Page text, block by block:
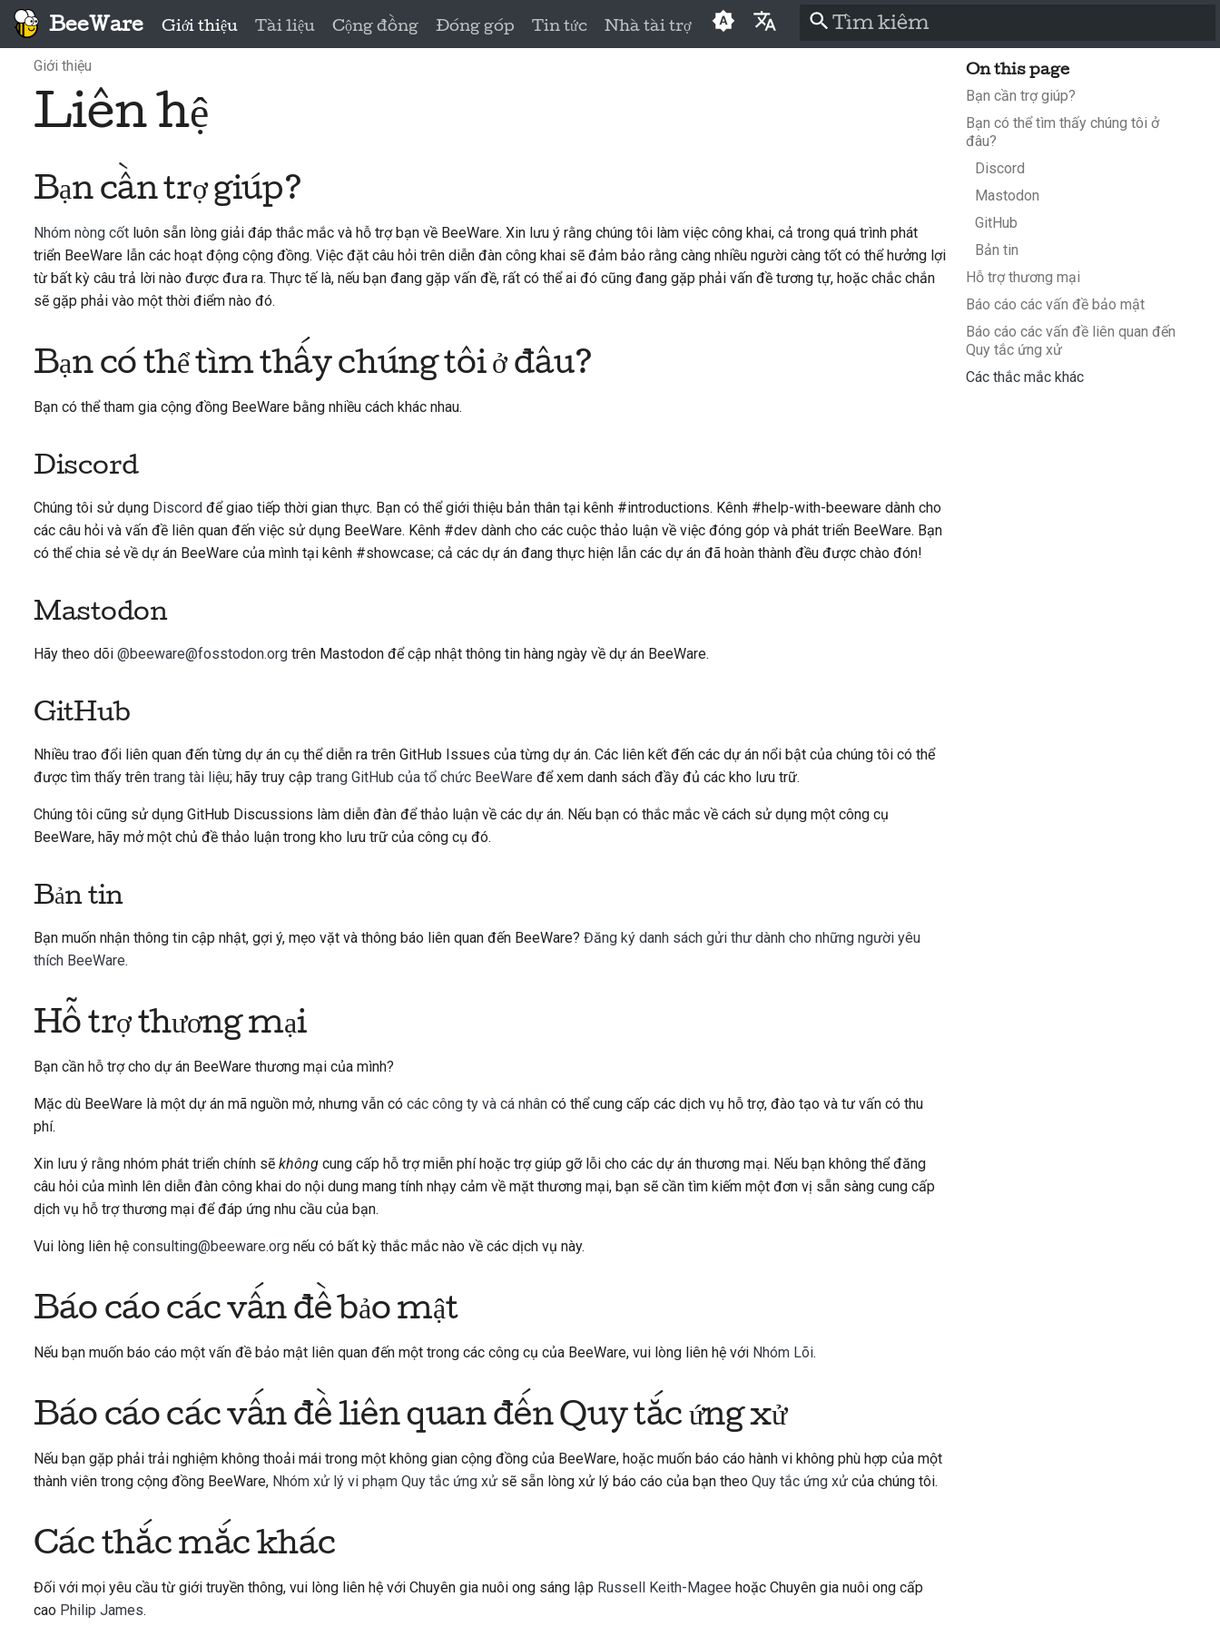
BeeWare Giới thiệu Tài liệu Cộng đồng Đóng góp Tin tức Nhà tài trợ
Español
فارسی
Português
Русский
中文(繁體)
On this page
Bạn cần trợ giúp?
Bạn có thể tìm thấy chúng tôi ở
đâu?
Discord
Mastodon
GitHub
Bản tin
Hỗ trợ thương mại
Báo cáo các vấn đề bảo mật
Báo cáo các vấn đề liên quan đến
Quy tắc ứng xử
Các thắc mắc khác
Giới thiệu
Liên hệ
Bạn cần trợ giúp?
Nhóm nòng cốtluôn sẵn lòng giải đáp thắc mắc và hỗ trợ bạn về BeeWare. Xin lưu ý rằng chúng tôi làm việc công khai, cả trong quá trình phát
triển BeeWare lẫn các hoạt động cộng đồng. Việc đặt câu hỏi trên diễn đàn công khai sẽ đảm bảo rằng càng nhiều người càng tốt có thể hưởng lợi
từ bất kỳ câu trả lời nào được đưa ra. Thực tế là, nếu bạn đang gặp vấn đề, rất có thể ai đó cũng đang gặp phải vấn đề tương tự, hoặc chắc chắn
sẽ gặp phải vào một thời điểm nào đó.
Bạn có thể tìm thấy chúng tôi ở đâu?
Bạn có thể tham gia cộng đồng BeeWare bằng nhiều cách khác nhau.
Discord
Chúng tôi sử dụng Discordđể giao tiếp thời gian thực. Bạn có thể giới thiệu bản thân tại kênh #introductions. Kênh #help-with-beeware dành cho
các câu hỏi và vấn đề liên quan đến việc sử dụng BeeWare. Kênh #dev dành cho các cuộc thảo luận về việc đóng góp và phát triển BeeWare. Bạn
có thể chia sẻ về dự án BeeWare của mình tại kênh #showcase; cả các dự án đang thực hiện lẫn các dự án đã hoàn thành đều được chào đón!
Mastodon
Hãy theo dõi @beeware@fosstodon.orgtrên Mastodon để cập nhật thông tin hàng ngày về dự án BeeWare.
GitHub
Nhiều trao đổi liên quan đến từng dự án cụ thể diễn ra trên GitHub Issues của từng dự án. Các liên kết đến các dự án nổi bật của chúng tôi có thể
được tìm thấy trên trang tài liệu; hãy truy cập trang GitHub của tổ chức BeeWare để xem danh sách đầy đủ các kho lưu trữ.
Chúng tôi cũng sử dụng GitHub Discussions làm diễn đàn để thảo luận về các dự án. Nếu bạn có thắc mắc về cách sử dụng một công cụ
BeeWare, hãy mở một chủ đề thảo luận trong kho lưu trữ của công cụ đó.
Bản tin
Bạn muốn nhận thông tin cập nhật, gợi ý, mẹo vặt và thông báo liên quan đến BeeWare? Đăng ký danh sách gửi thư dành cho những người yêu
thích BeeWare.
Hỗ trợ thương mại
Bạn cần hỗ trợ cho dự án BeeWare thương mại của mình?
Mặc dù BeeWare là một dự án mã nguồn mở, nhưng vẫn có các công ty và cá nhâncó thể cung cấp các dịch vụ hỗ trợ, đào tạo và tư vấn có thu
phí.
Xin lưu ý rằng nhóm phát triển chính sẽ khôngcung cấp hỗ trợ miễn phí hoặc trợ giúp gỡ lỗi cho các dự án thương mại. Nếu bạn không thể đăng
câu hỏi của mình lên diễn đàn công khai do nội dung mang tính nhạy cảm về mặt thương mại, bạn sẽ cần tìm kiếm một đơn vị sẵn sàng cung cấp
dịch vụ hỗ trợ thương mại để đáp ứng nhu cầu của bạn.
Vui lòng liên hệ consulting@beeware.orgnếu có bất kỳ thắc mắc nào về các dịch vụ này.
Báo cáo các vấn đề bảo mật
Nếu bạn muốn báo cáo một vấn đề bảo mật liên quan đến một trong các công cụ của BeeWare, vui lòng liên hệ với Nhóm Lõi.
Báo cáo các vấn đề liên quan đến Quy tắc ứng xử
Nếu bạn gặp phải trải nghiệm không thoải mái trong một không gian cộng đồng của BeeWare, hoặc muốn báo cáo hành vi không phù hợp của một
thành viên trong cộng đồng BeeWare, Nhóm xử lý vi phạm Quy tắc ứng xửsẽ sẵn lòng xử lý báo cáo của bạn theo Quy tắc ứng xửcủa chúng tôi.
Các thắc mắc khác
Đối với mọi yêu cầu từ giới truyền thông, vui lòng liên hệ với Chuyên gia nuôi ong sáng lập Russell Keith-Magee hoặc Chuyên gia nuôi ong cấp
cao Philip James.